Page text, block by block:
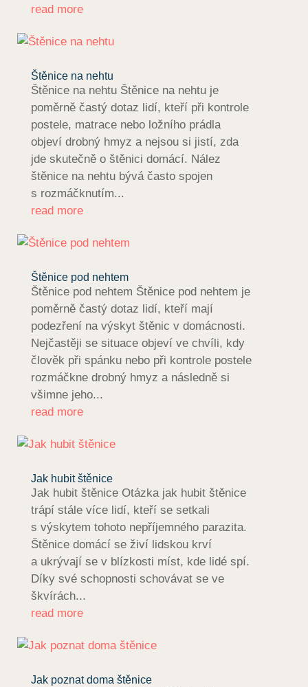
read more
Štěnice na nehtu
Štěnice na nehtu Štěnice na nehtu je
poměrně častý dotaz lidí, kteří při kontrole
postele, matrace nebo ložního prádla
objeví drobný hmyz a nejsou si jistí, zda
jde skutečně o štěnici domácí. Nález
štěnice na nehtu bývá často spojen
s rozmáčknutím...
read more
Štěnice pod nehtem
Štěnice pod nehtem Štěnice pod nehtem je
poměrně častý dotaz lidí, kteří mají
podezření na výskyt štěnic v domácnosti.
Nejčastěji se situace objeví ve chvíli, kdy
člověk při spánku nebo při kontrole postele
rozmáčkne drobný hmyz a následně si
všimne jeho...
read more
Jak hubit štěnice
Jak hubit štěnice Otázka jak hubit štěnice
trápí stále více lidí, kteří se setkali
s výskytem tohoto nepříjemného parazita.
Štěnice domácí se živí lidskou krví
a ukrývají se v blízkosti míst, kde lidé spí.
Díky své schopnosti schovávat se ve
škvírách...
read more
Jak poznat doma štěnice